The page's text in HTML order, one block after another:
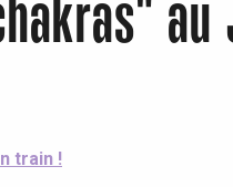
au
train !